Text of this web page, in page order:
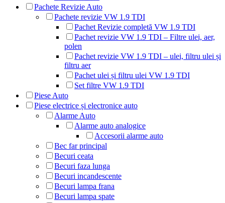
Pachete Revizie Auto
Pachete revizie VW 1.9 TDI
Pachet Revizie completă VW 1.9 TDI
Pachet revizie VW 1.9 TDI – Filtre ulei, aer,
polen
Pachet revizie VW 1.9 TDI – ulei, filtru ulei și
filtru aer
Pachet ulei și filtru ulei VW 1.9 TDI
Set filtre VW 1.9 TDI
Piese Auto
Piese electrice și electronice auto
Alarme Auto
Alarme auto analogice
Accesorii alarme auto
Bec far principal
Becuri ceata
Becuri faza lunga
Becuri incandescente
Becuri lampa frana
Becuri lampa spate